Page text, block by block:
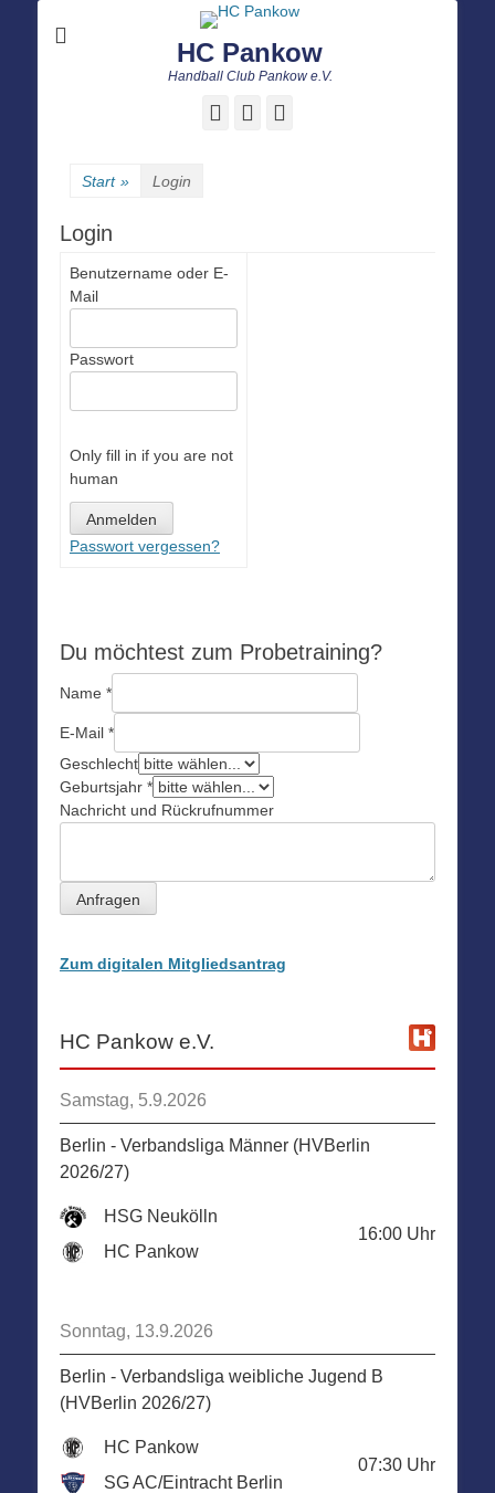
HC Pankow
Handball Club Pankow e.V.
Facebook
Start » Login
Login
Benutzername oder E-
Mail
Passwort
Only fill in if you are not
human
Passwort vergessen?
Du möchtest zum Probetraining?
Name *
E-Mail *
Geschlecht
Geburtsjahr *
Nachricht und Rückrufnummer
Anfragen
Zum digitalen Mitgliedsantrag
HC Pankow e.V.
Samstag, 5.9.2026
Berlin - Verbandsliga Männer (HVBerlin
2026/27)
HSG Neukölln
HC Pankow
16:00 Uhr
Sonntag, 13.9.2026
Berlin - Verbandsliga weibliche Jugend B
(HVBerlin 2026/27)
HC Pankow
SG AC/Eintracht Berlin
07:30 Uhr